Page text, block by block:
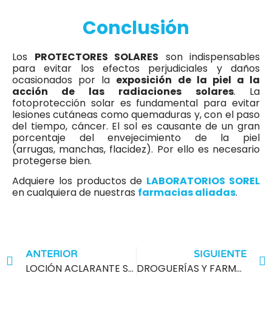
Conclusión
Los PROTECTORES SOLARES son indispensables
para evitar los efectos perjudiciales y daños
ocasionados por la exposición de la piel a la
acción de las
radiaciones solares. La
fotoprotección solar es fundamental para evitar
lesiones cutáneas como quemaduras y, con el paso
del tiempo, cáncer. El sol es causante de un gran
porcentaje del envejecimiento de la piel
(arrugas, manchas, flacidez). Por ello es necesario
protegerse bien.
Adquiere los productos de LABORATORIOS SOREL
en cualquiera de nuestras farmacias aliadas.
ANTERIOR
LOCIÓN ACLARANTE SOREL PLUS: CON GLUTATIÓN, VITAMINAS ¡Y MÁS!
SIGUIENTE
DROGUERÍAS Y FARMACIAS EN COLOMBIA: CONOZCA 8 DE LAS MEJORES